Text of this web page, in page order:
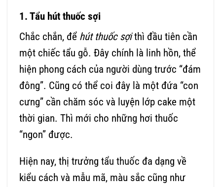
1. Tẩu hút thuốc sợi
Chắc chắn, để hút thuốc sợithì đầu tiên cần
một chiếc tẩu gỗ. Đây chính là linh hồn, thể
hiện phong cách của người dùng trước “đám
đông”. Cũng có thể coi đây là một đứa “con
cưng” cần chăm sóc và luyện lớp cake một
thời gian. Thì mới cho những hơi thuốc
“ngon” được.
Hiện nay, thị trưởng tẩu thuốc đa dạng về
kiểu cách và mẫu mã, màu sắc cũng như